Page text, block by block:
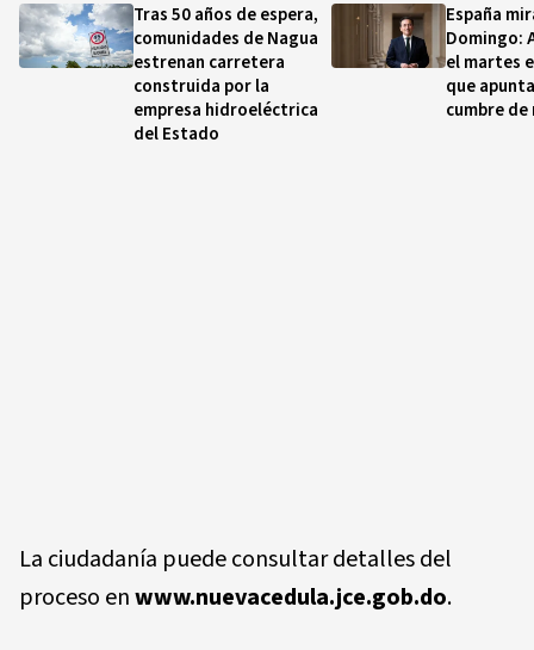
Tras 50 años de espera,
comunidades de Nagua
estrenan carretera
construida por la
empresa hidroeléctrica
del Estado
España
Domingo:
el martes
que
cumbre
La ciudadanía puede consultar detalles del
proceso enwww.nuevacedula.jce.gob.do.